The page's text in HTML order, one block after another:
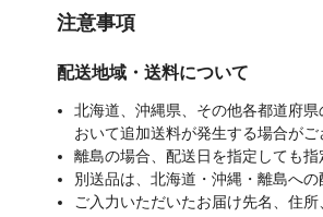
注意事項
配送地域・送料について
北海道、沖縄県、その他各都道府
おいて追加送料が発生する場合がご
離島の場合、配送日を指定しても指
別送品は、北海道・沖縄・離島への
ご入力いただいたお届け先名、住